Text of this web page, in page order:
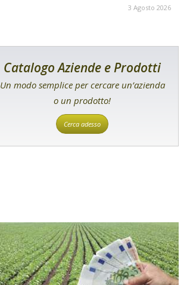
3 Agosto 2026
Catalogo Aziende e Prodotti
Un modo semplice per cercare un’azienda
o un prodotto!
Cerca adesso